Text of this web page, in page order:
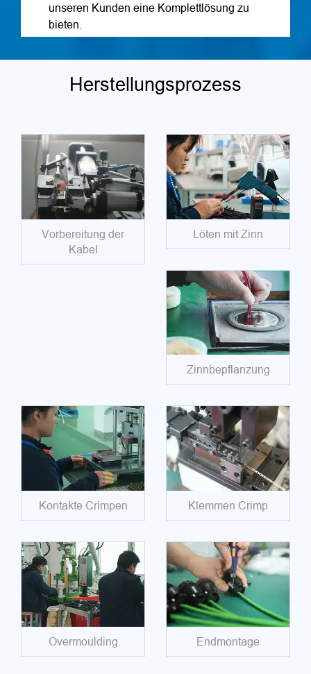
unseren Kunden eine Komplettlösung zu
bieten.
Herstellungsprozess
Vorbereitung der
Kabel
Löten mit Zinn
Zinnbepflanzung
Kontakte Crimpen Klemmen Crimp
Overmoulding Endmontage